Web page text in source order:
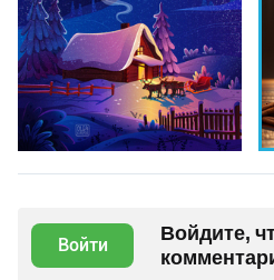
Войти
Войдите,